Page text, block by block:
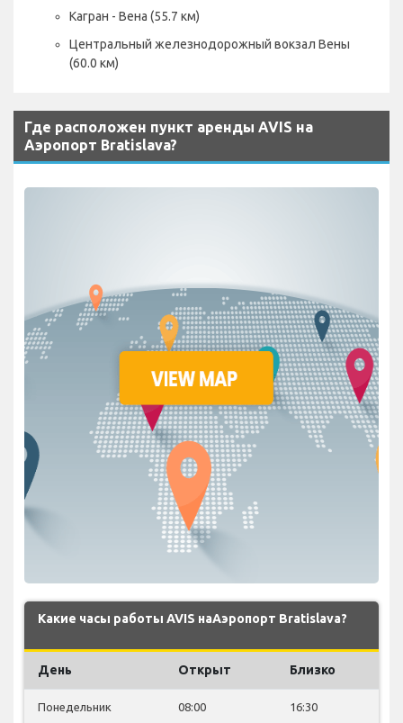
Кагран - Вена (55.7 км)
Центральный железнодорожный вокзал Вены
(60.0 км)
Где расположен пункт аренды AVIS на
Аэропорт Bratislava?
Какие часы работы AVIS наАэропорт Bratislava?
День Открыт Близко
Понедельник 08:00 16:30